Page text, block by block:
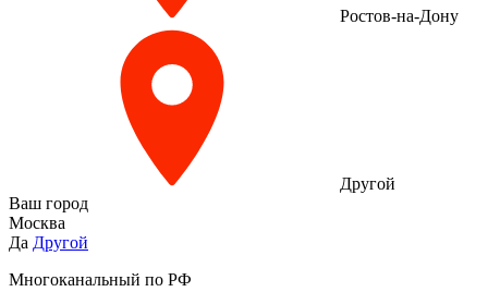
Ростов-на-Дону
Другой
Ваш город
Москва
Да Другой
Многоканальный по РФ